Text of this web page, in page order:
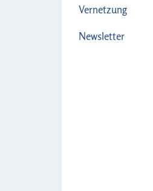
Vernetzung
Newsletter